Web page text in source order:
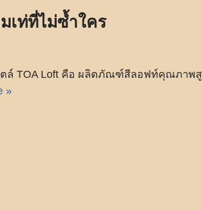
เท่ที่ไม่ซ้ำใคร
ล์ TOA Loft คือ ผลิตภัณฑ์สีลอฟท์คุณภาพสู
»